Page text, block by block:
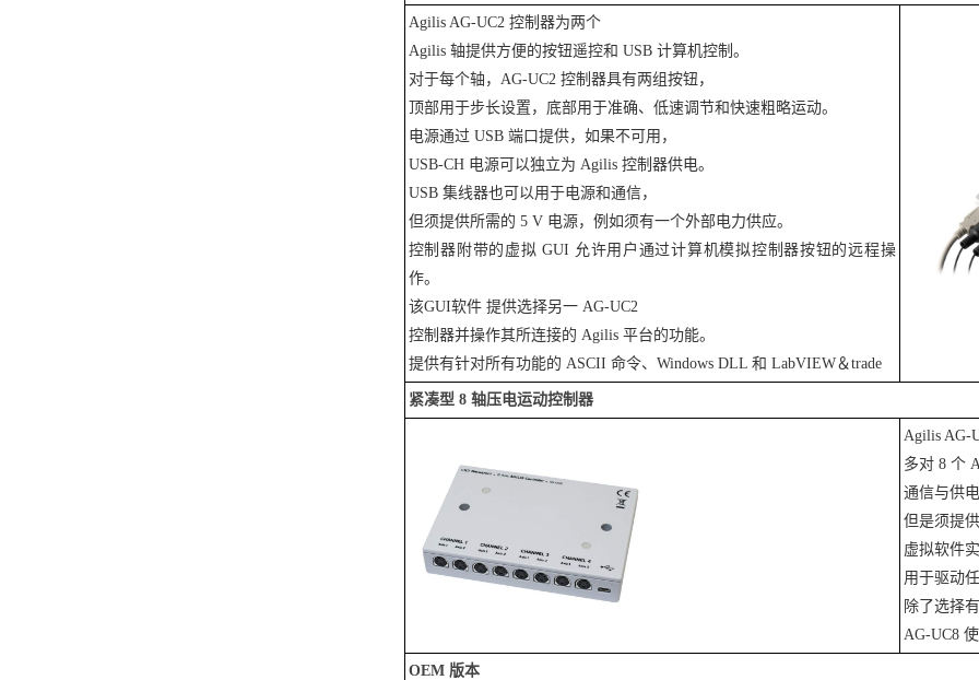
Agilis AG-UC2 控制器为两个
Agilis 轴提供方便的按钮遥控和 USB 计算机控制。
对于每个轴，AG-UC2 控制器具有两组按钮，
顶部用于步长设置，底部用于准确、低速调节和快速粗略运动。
电源通过 USB 端口提供，如果不可用，
USB-CH 电源可以独立为 Agilis 控制器供电。
USB 集线器也可以用于电源和通信，
但须提供所需的 5 V 电源，例如须有一个外部电力供应。
控制器附带的虚拟 GUI 允许用户通过计算机模拟控制器按钮的远程操
作。
该GUI软件 提供选择另一 AG-UC2
控制器并操作其所连接的 Agilis 平台的功能。
提供有针对所有功能的 ASCII 命令、Windows DLL 和 LabVIEW＆trade
紧凑型 8 轴压电运动控制器
Agilis AG-
多对 8 个
通信与供
但是须提
虚拟软件
用于驱动
除了选择
AG-UC8
OEM 版本